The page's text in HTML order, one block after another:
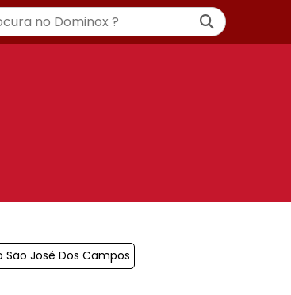
São José Dos Campos